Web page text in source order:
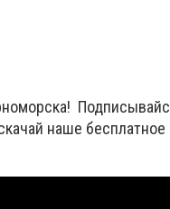
наше